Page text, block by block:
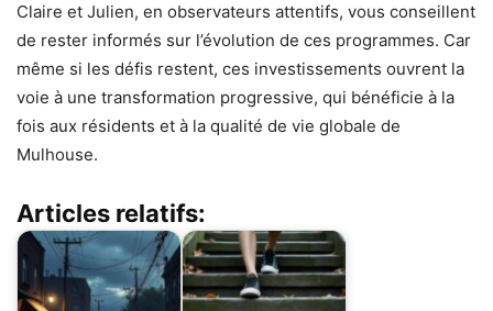
Claire et Julien, en observateurs attentifs, vous conseillent
de rester informés sur l’évolution de ces programmes. Car
même si les défis restent, ces investissements ouvrent la
voie à une transformation progressive, qui bénéficie à la
fois aux résidents et à la qualité de vie globale de
Mulhouse.
Articles relatifs: